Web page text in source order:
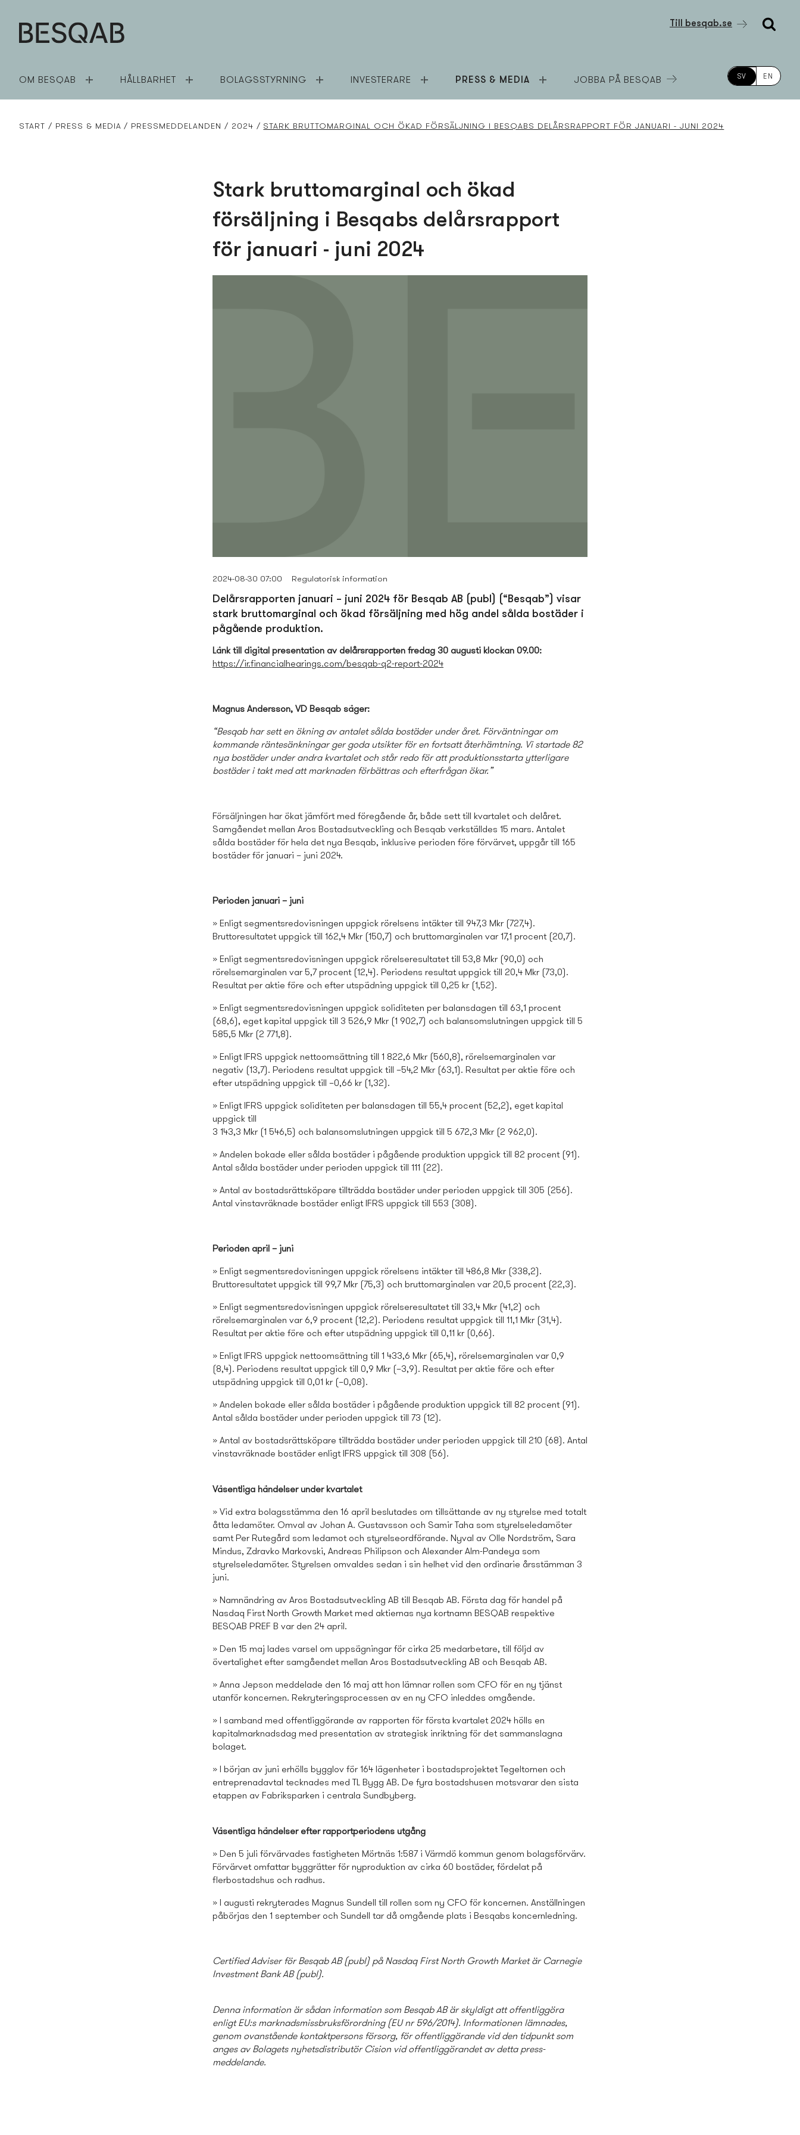
Till besqab.se
OM BESQAB HÅLLBARHET BOLAGSSTYRNING INVESTERARE PRESS & MEDIA JOBBA PÅ BESQAB SV EN
START PRESS­ & MEDIA PRESS­MEDDELANDEN 2024 STARK BRUTTOMARGINAL OCH ÖKAD FÖRSÄLJNING I BESQABS DELÅRSRAPPORT FÖR JANUARI - JUNI 2024
Stark bruttomarginal och ökad
försäljning i Besqabs delårsrapport
för januari - juni 2024
2024-08-30 07:00 Regulatorisk information
Delårsrapporten januari – juni 2024 för Besqab AB (publ) (“Besqab”) visar
stark bruttomarginal och ökad försäljning med hög andel sålda bostäder i
pågående produktion.
Länk till digital presentation av delårsrapporten fredag 30 augusti klockan 09.00:
https://ir.financialhearings.com/besqab-q2-report-2024
Magnus Andersson, VD Besqab säger:
“Besqab har sett en ökning av antalet sålda bostäder under året. Förväntningar om
kommande räntesänkningar ger goda utsikter för en fortsatt återhämtning. Vi startade 82
nya bostäder under andra kvartalet och står redo för att produktionsstarta ytterligare
bostäder i takt med att marknaden förbättras och efterfrågan ökar.”
Försäljningen har ökat jämfört med föregående år, både sett till kvartalet och delåret.
Samgåendet mellan Aros Bostads­utveckling och Besqab verkställdes 15 mars. Antalet
sålda bostäder för hela det nya Besqab, inklusive perioden före förvärvet, uppgår till 165
bostäder för januari – juni 2024.
Perioden januari – juni
» Enligt segmentsredovisningen uppgick rörelsens intäkter till 947,3 Mkr (727,4).
Bruttoresultatet uppgick till 162,4 Mkr (150,7) och bruttomarginalen var 17,1 procent (20,7).
» Enligt segmentsredovisningen uppgick rörelseresultatet till 53,8 Mkr (90,0) och
rörelsemarginalen var 5,7 procent (12,4). Periodens resultat uppgick till 20,4 Mkr (73,0).
Resultat per aktie före och efter utspädning uppgick till 0,25 kr (1,52).
» Enligt segmentsredovisningen uppgick soliditeten per balansdagen till 63,1 procent
(68,6), eget kapital uppgick till 3 526,9 Mkr (1 902,7) och balansomslutningen uppgick till 5
585,5 Mkr (2 771,8).
» Enligt IFRS uppgick nettoomsättning till 1 822,6 Mkr (560,8), rörelsemarginalen var
negativ (13,7). Periodens resultat uppgick till –54,2 Mkr (63,1). Resultat per aktie före och
efter utspädning uppgick till –0,66 kr (1,32).
» Enligt IFRS uppgick soliditeten per balansdagen till 55,4 procent (52,2), eget kapital
uppgick till
3 143,3 Mkr (1 546,5) och balansomslutningen uppgick till 5 672,3 Mkr (2 962,0).
» Andelen bokade eller sålda bostäder i pågående produktion uppgick till 82 procent (91).
Antal sålda bostäder under perioden uppgick till 111 (22).
» Antal av bostads­rättsköpare tillträdda bostäder under perioden uppgick till 305 (256).
Antal vinstavräknade bostäder enligt IFRS uppgick till 553 (308).
Perioden april – juni
» Enligt segmentsredovisningen uppgick rörelsens intäkter till 486,8 Mkr (338,2).
Bruttoresultatet uppgick till 99,7 Mkr (75,3) och bruttomarginalen var 20,5 procent (22,3).
» Enligt segmentsredovisningen uppgick rörelseresultatet till 33,4 Mkr (41,2) och
rörelsemarginalen var 6,9 procent (12,2). Periodens resultat uppgick till 11,1 Mkr (31,4).
Resultat per aktie före och efter utspädning uppgick till 0,11 kr (0,66).
» Enligt IFRS uppgick nettoomsättning till 1 433,6 Mkr (65,4), rörelsemarginalen var 0,9
(8,4). Periodens resultat uppgick till 0,9 Mkr (–3,9). Resultat per aktie före och efter
utspädning uppgick till 0,01 kr (–0,08).
» Andelen bokade eller sålda bostäder i pågående produktion uppgick till 82 procent (91).
Antal sålda bostäder under perioden uppgick till 73 (12).
» Antal av bostads­rättsköpare tillträdda bostäder under perioden uppgick till 210 (68). Antal
vinstavräknade bostäder enligt IFRS uppgick till 308 (56).
Väsentliga händelser under kvartalet
» Vid extra bolagsstämma den 16 april beslutades om tillsättande av ny styrelse med totalt
åtta ledamöter. Omval av Johan A. Gustavsson och Samir Taha som styrelseledamöter
samt Per Rutegård som ledamot och styrelseordförande. Nyval av Olle Nordström, Sara
Mindus, Zdravko Markovski, Andreas Philipson och Alexander Alm-Pandeya som
styrelseledamöter. Styrelsen omvaldes sedan i sin helhet vid den ordinarie årsstämman 3
juni.
» Namnändring av Aros Bostads­utveckling AB till Besqab AB. Första dag för handel på
Nasdaq First North Growth Market med aktiernas nya kortnamn BESQAB respektive
BESQAB PREF B var den 24 april.
» Den 15 maj lades varsel om uppsägningar för cirka 25 medarbetare, till följd av
övertalighet efter samgåendet mellan Aros Bostads­utveckling AB och Besqab AB.
» Anna Jepson meddelade den 16 maj att hon lämnar rollen som CFO för en ny tjänst
utanför koncernen. Rekryteringsprocessen av en ny CFO inleddes omgående.
» I samband med offentliggörande av rapporten för första kvartalet 2024 hölls en
kapitalmarknadsdag med presentation av strategisk inriktning för det samman­slagna
bolaget.
» I början av juni erhölls bygglov för 164 lägenheter i bostads­projektet Tegeltornen och
entreprenadavtal tecknades med TL Bygg AB. De fyra bostads­husen motsvarar den sista
etappen av Fabriksparken i centrala Sundbyberg.
Väsentliga händelser efter rapportperiodens utgång
» Den 5 juli förvärvades fastigheten Mörtnäs 1:587 i Värmdö kommun genom bolagsförvärv.
Förvärvet omfattar byggrätter för nyproduktion av cirka 60 bostäder, fördelat på
flerbostads­hus och radhus.
» I augusti rekryterades Magnus Sundell till rollen som ny CFO för koncernen. Anställningen
påbörjas den 1 september och Sundell tar då omgående plats i Besqabs koncernledning.
Certified Adviser för Besqab AB (publ) på Nasdaq First North Growth Market är Carnegie
Investment Bank AB (publ).
Denna information är sådan information som Besqab AB är skyldigt att offentliggöra
enligt EU:s marknadsmissbruksförordning (EU nr 596/2014). Informationen lämnades,
genom ovanstående kontaktpersons försorg, för offentliggörande vid den tidpunkt som
anges av Bolagets nyhetsdistributör Cision vid offentliggörandet av detta press­
meddelande.